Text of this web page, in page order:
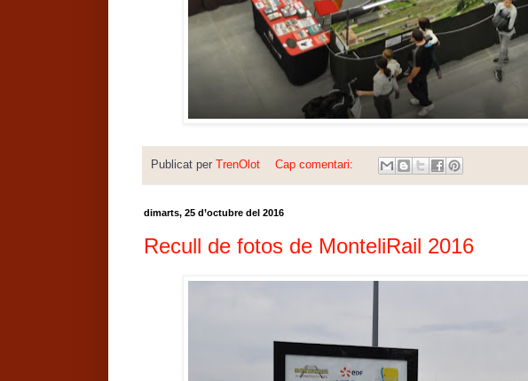
Publicat per TrenOlot Cap comentari:
dimarts, 25 d’octubre del 2016
Recull de fotos de MonteliRail 2016